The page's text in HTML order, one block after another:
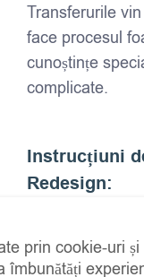
Transferurile
face procesul
cunoștințe
complicate.
Instrucțiuni
Redesign:
este curată
Decupează
prin cookie-uri și
îmbunătăți